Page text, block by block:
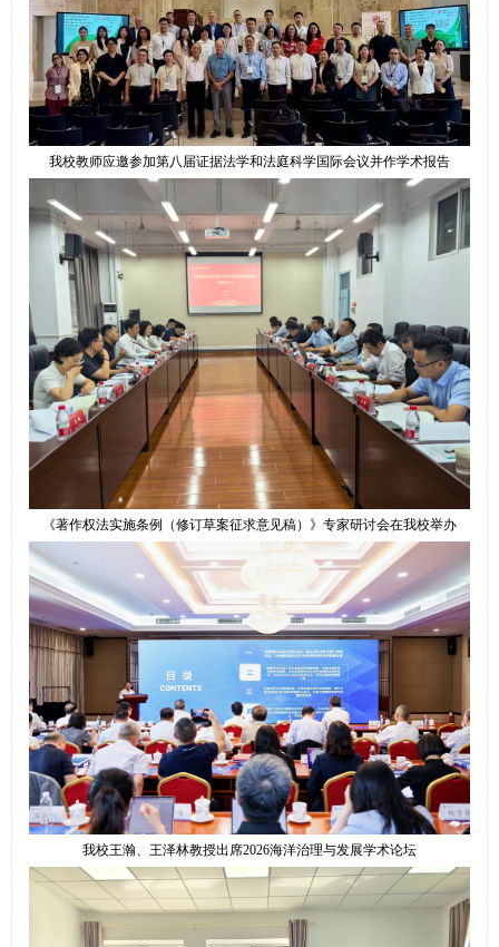
我校教师应邀参加第八届证据法学和法庭科学国际会议并作学术报告
《著作权法实施条例（修订草案征求意见稿）》专家研讨会在我校举办
我校王瀚、王泽林教授出席2026海洋治理与发展学术论坛